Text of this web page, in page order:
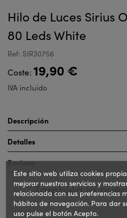
Hilo de Luces Sirius
80 Leds White
Ref: SIR30756
Coste: 19,90 €
IVA incluido
Descripción
Detalles
Reviews
También te
Este sitio web utiliza cookies
mejorar nuestros servicios y
relacionada con sus preferencias
hábitos de navegación. Para dar
uso pulse el botón Acepto.